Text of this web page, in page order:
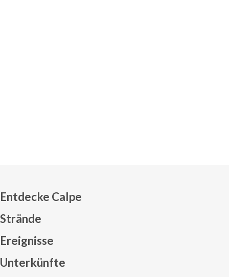
Entdecke Calpe
Strände
Ereignisse
Unterkünfte